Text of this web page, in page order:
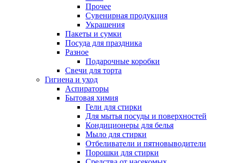
Прочее
Сувенирная продукция
Украшения
Пакеты и сумки
Посуда для праздника
Разное
Подарочные коробки
Свечи для торта
Гигиена и уход
Аспираторы
Бытовая химия
Гели для стирки
Для мытья посуды и поверхностей
Кондиционеры для белья
Мыло для стирки
Отбеливатели и пятновыводители
Порошки для стирки